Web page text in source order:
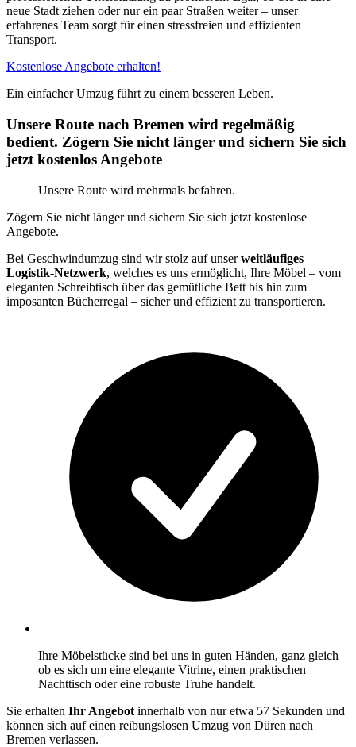
neue Stadt ziehen oder nur ein paar Straßen weiter – unser
erfahrenes Team sorgt für einen stressfreien und effizienten
Transport.
Kostenlose Angebote erhalten!
Ein einfacher Umzug führt zu einem besseren Leben.
Unsere Route nach Bremen wird regelmäßig
bedient. Zögern Sie nicht länger und sichern Sie sich
jetzt kostenlos Angebote
Unsere Route wird mehrmals befahren.
Zögern Sie nicht länger und sichern Sie sich jetzt kostenlose
Angebote.
Bei Geschwindumzug sind wir stolz auf unserweitläufiges
Logistik-Netzwerk, welches es uns ermöglicht, Ihre Möbel – vom
eleganten Schreibtisch über das gemütliche Bett bis hin zum
imposanten Bücherregal – sicher und effizient zu transportieren.
Ihre Möbelstücke sind bei uns in guten Händen, ganz gleich
ob es sich um eine elegante Vitrine, einen praktischen
Nachttisch oder eine robuste Truhe handelt.
Sie erhalten Ihr Angebot innerhalb von nur etwa 57 Sekunden und
können sich auf einen reibungslosen Umzug von Düren nach
Bremen verlassen.